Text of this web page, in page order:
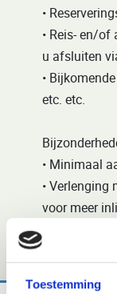
Toestemming
•
• Reis- en/of
u afsluiten
•
etc. etc.
• Minimaal
• Verlenging
voor meer